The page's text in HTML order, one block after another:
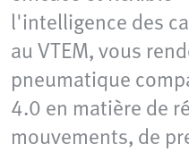
l'intelligence des
au VTEM, vous
pneumatique
4.0 en matière de
mouvements, de